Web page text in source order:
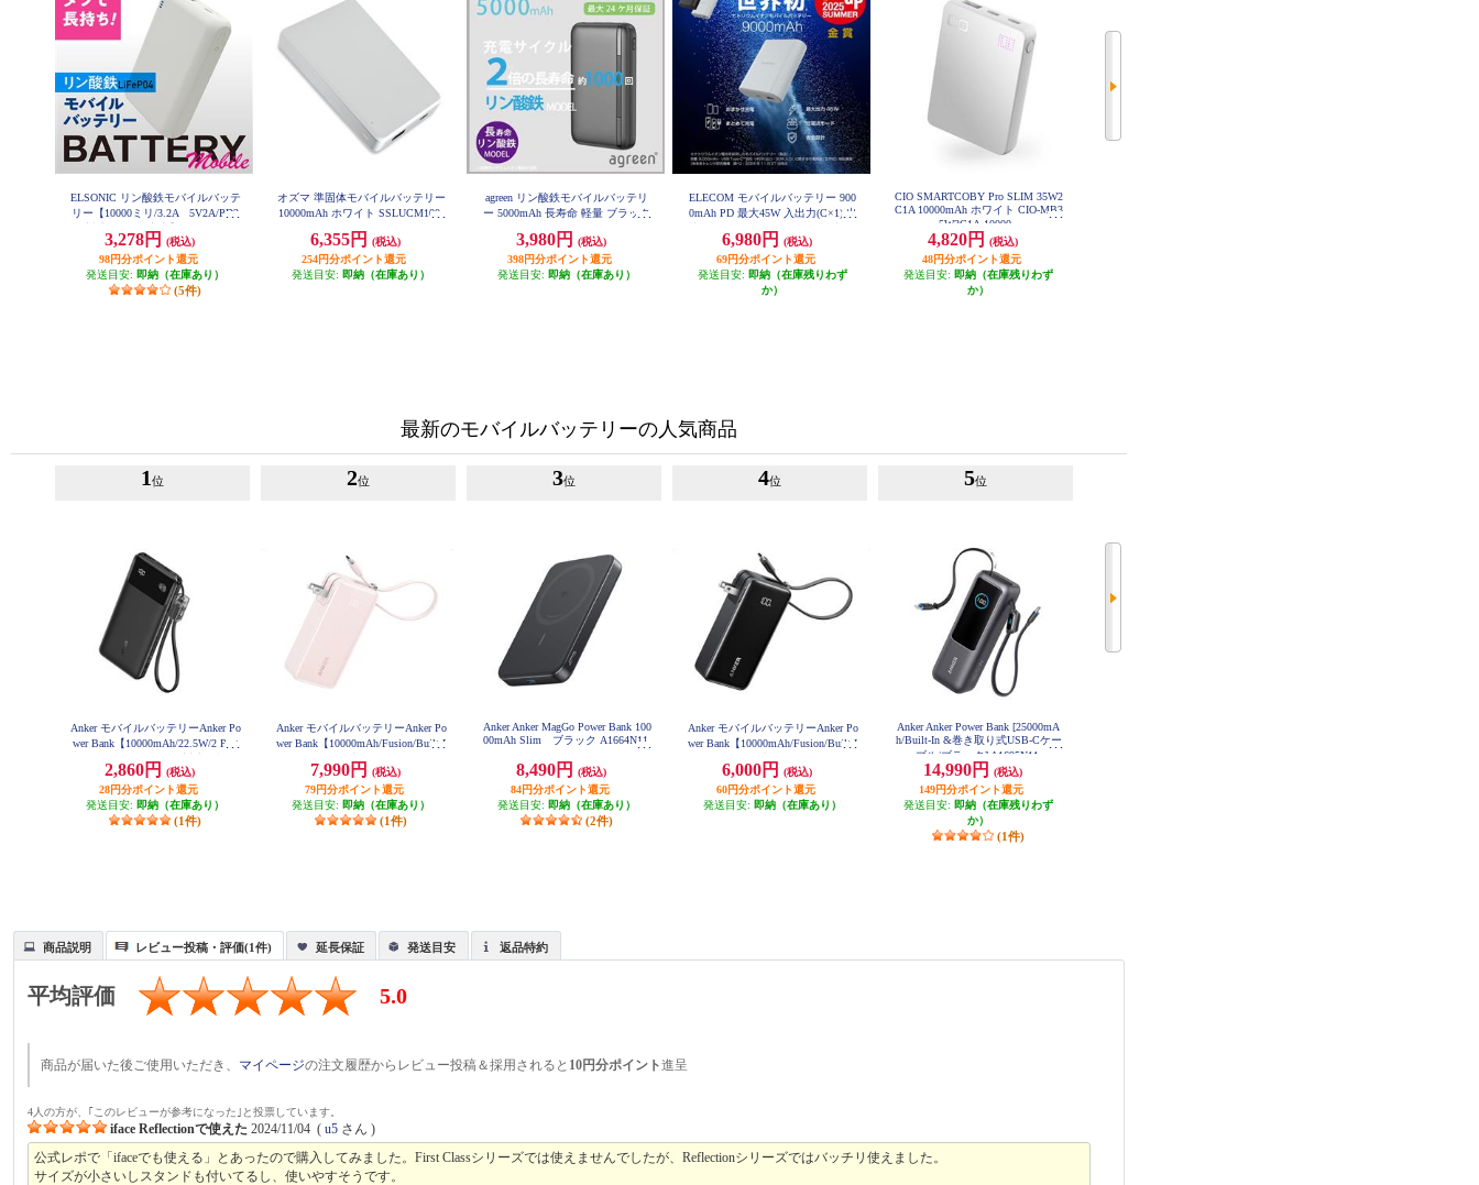
ELSONIC リン酸鉄モバイルバッテ
リー【10000ミリ/3.2A 5V2A/PD2
B01
3,278円
(税込)
98円分ポイント還元
発送目安: 即納（在庫あり）
(5件)
オズマ 準固体モバイルバッテリー
10000mAh ホワイト SSLUCM100-
6,355円
(税込)
254円分ポイント還元
発送目安: 即納（在庫あり）
agreen リン酸鉄モバイルバッテリ
ー 5000mAh 長寿命 軽量 ブラック
3,980円
(税込)
398円分ポイント還元
発送目安: 即納（在庫あり）
ELECOM モバイルバッテリー 900
0mAh PD 最大45W 入出力(C×1) 出
ーブル付属 ライトグレー DE-C55L
-9000LGY
6,980円
(税込)
69円分ポイント還元
発送目安: 即納（在庫残りわず
か）
CIO SMARTCOBY Pro SLIM 35W2
C1A 10000mAh ホワイト CIO-MB3
5W2C1A-10000-
4,820円
(税込)
48円分ポイント還元
発送目安: 即納（在庫残りわず
か）
最新のモバイルバッテリーの人気商品
1 位
Anker モバイルバッテリーAnker Po
wer Bank【10000mAh/22.5W/2 Port
ｸ】 A1388N11
2,860円
(税込)
28円分ポイント還元
発送目安: 即納（在庫あり）
(1件)
2位
Anker モバイルバッテリーAnker Po
wer Bank【10000mAh/Fusion/Built-I
very対応 /2ポート/ﾋﾟﾝｸ】 A1637N5
1
7,990円
(税込)
79円分ポイント還元
発送目安: 即納（在庫あり）
(1件)
3位
Anker Anker MagGo Power Bank 100
00mAh Slim ブラック A1664N11
8,490円
(税込)
84円分ポイント還元
発送目安: 即納（在庫あり）
(2件)
4位
Anker モバイルバッテリーAnker Po
wer Bank【10000mAh/Fusion/Built-I
very対応 /2ポート/ﾌﾞﾗｯｸ】 A1637N
11
6,000円
(税込)
60円分ポイント還元
発送目安: 即納（在庫あり）
5位
Anker Anker Power Bank [25000mA
h/Built-In &巻き取り式USB-Cケー
ブル/ブラック] A1695N11
14,990円
(税込)
149円分ポイント還元
発送目安: 即納（在庫残りわず
か）
(1件)
商品説明 レビュー投稿・評価(1件) 延長保証 発送目安 返品特約
平均評価 5.0
商品が届いた後ご使用いただき、 マイページの注文履歴からレビュー投稿＆採用されると 10円分ポイント進呈
4人の方が、｢このレビューが参考になった｣と投票しています。
iface Reflectionで使えた 2024/11/04 (u5 さん )
公式レポで「ifaceでも使える」とあったので購入してみました。First Classシリーズでは使えませんでしたが、Reflectionシリーズではバッチリ使えました。
サイズが小さいしスタンドも付いてるし、使いやすそうです。